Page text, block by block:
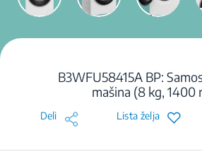
B3WFU58415A BP:
mašina (8 kg, 1400
Deli Lista želja